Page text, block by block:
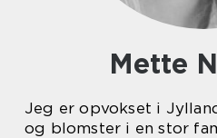
Mette
Jeg er opvokset i
og blomster i en stor